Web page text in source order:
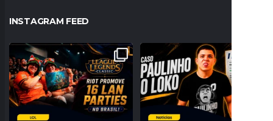
INSTAGRAM FEED
A NOSTALGIA VAI DOMINAR O BRASIL!
RIOT ANUNCIA 16...
26 0
PROBLEMAS NO REGISTRO! PAULINHO
O LOKO PODE PERDER
157